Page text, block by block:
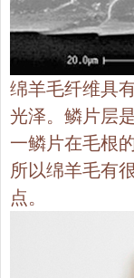
绵羊毛纤维具
光泽。鳞片层
一鳞片在毛根
所以绵羊毛有
点。